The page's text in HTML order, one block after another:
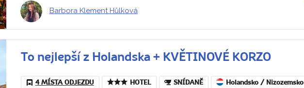
Barbora Klement Hůlková
To nejlepší z Holandska + KVĚTINOVÉ KORZO
4 MÍSTA ODJEZDU HOTEL SNÍDANĚ Holandsko / Nizozemsko